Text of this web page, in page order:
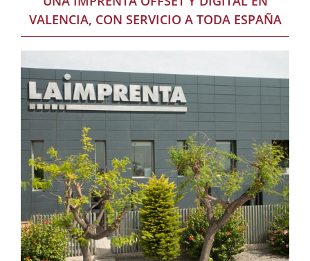
VALENCIA, CON SERVICIO A TODA ESPAÑA